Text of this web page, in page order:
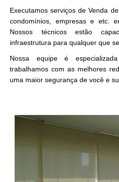
Executamos serviços de Venda
condomínios, empresas e etc.
Nossos técnicos estão
infraestrutura para qualquer que
Nossa equipe é
trabalhamos com as melhores
uma maior segurança de você e